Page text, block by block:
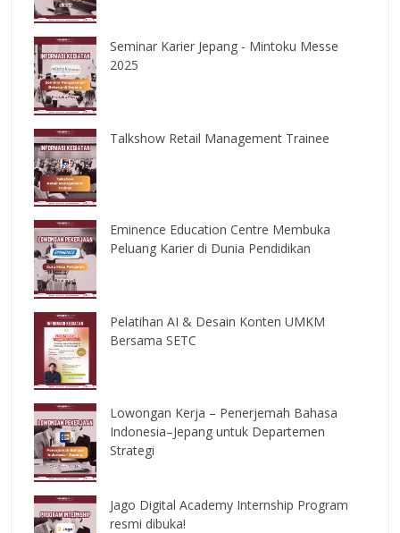
Seminar Karier Jepang - Mintoku Messe
2025
Talkshow Retail Management Trainee
Eminence Education Centre Membuka
Peluang Karier di Dunia Pendidikan
Pelatihan AI & Desain Konten UMKM
Bersama SETC
Lowongan Kerja – Penerjemah Bahasa
Indonesia–Jepang untuk Departemen
Strategi
Jago Digital Academy Internship Program
resmi dibuka!